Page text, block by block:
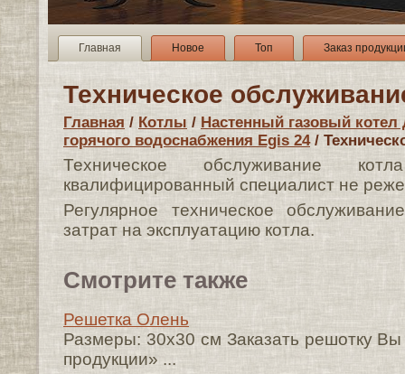
Главная Новое Топ Заказ
Техническое
Главная / Котлы / Настенный газовый
горячого водоснабжения Egis 24/
Техническое обслуживание
квалифицированный специалист не реже
Регулярное техническое
затрат на эксплуатацию котла.
Смотрите также
Решетка Олень
Размеры: 30х30 см Заказать решотку
продукции» ...